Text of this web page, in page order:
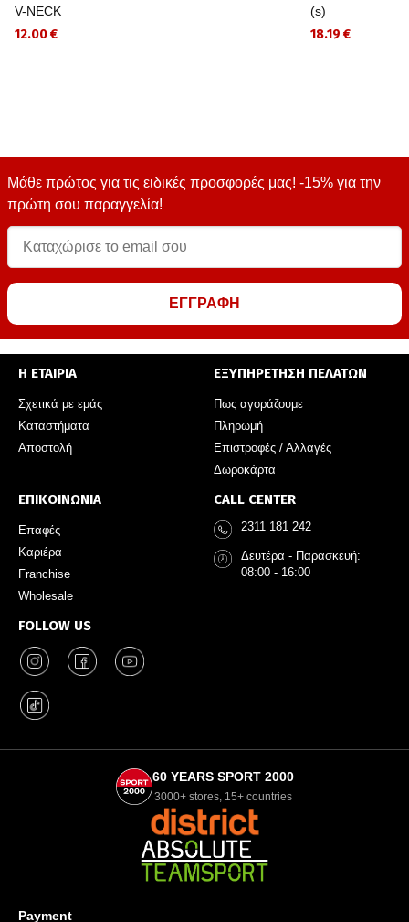
V-NECK
12.00 €
(s)
18.19 €
Μάθε πρώτος για τις ειδικές προσφορές μας! -15% για την
πρώτη σου παραγγελία!
ΕΓΓΡΑΦΗ
Η ΕΤΑΙΡΙΑ
Σχετικά με εμάς
Καταστήματα
Αποστολή
ΕΞΥΠΗΡΕΤΗΣΗ ΠΕΛΑΤΩΝ
Πως αγοράζουμε
Πληρωμή
Επιστροφές / Αλλαγές
Δωροκάρτα
ΕΠΙΚΟΙΝΩΝΙΑ
Επαφές
Καριέρα
Franchise
Wholesale
FOLLOW US
CALL CENTER
2311 181 242
Δευτέρα - Παρασκευή:
08:00 - 16:00
60 YEARS SPORT 2000
3000+ stores, 15+ countries
Payment